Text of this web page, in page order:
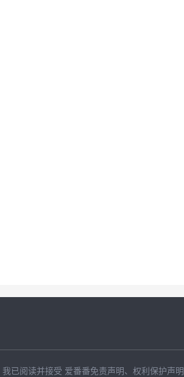
我已阅读并接受 爱番番免责声明 、 权利保护声明